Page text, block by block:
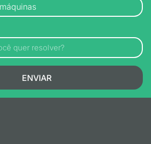
ENVIAR